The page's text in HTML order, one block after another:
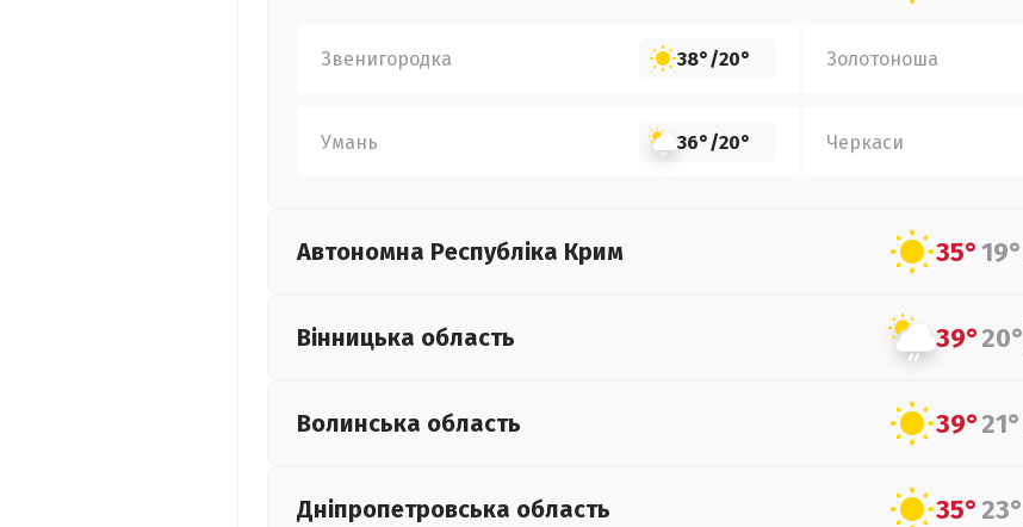
Звенигородка 38°/20° Золотоноша
Умань 36°/20° Черкаси
Автономна Республіка Крим 35°19°
Вінницька область 39°20°
Волинська область 39°21°
Дніпропетровська область 35°23°